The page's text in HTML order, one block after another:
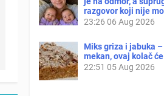
razgovor koji nije
23:26 06 Aug 2026
Miks griza i jabuka
mekan, ovaj kolač
22:51 05 Aug 2026